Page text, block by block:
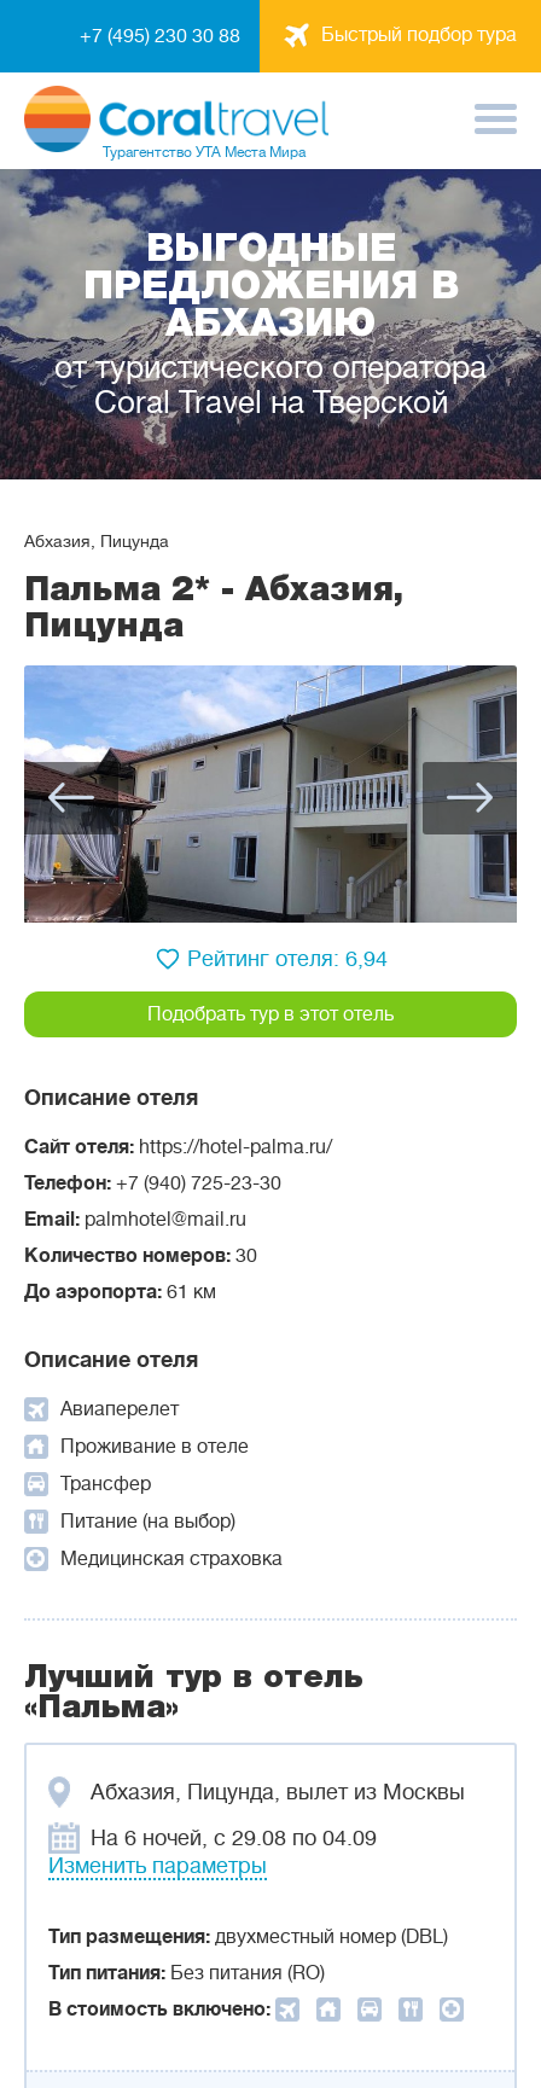
Быстрый подбор тура
+7 (495) 230 30 88
Турагентство УТА Места Мира
ВЫГОДНЫЕ
ПРЕДЛОЖЕНИЯ В
АБХАЗИЮ
от туристического оператора
Coral Travel на Тверской
Абхазия, Пицунда
Пальма 2* - Абхазия,
Пицунда
Описание отеля
Сайт отеля: https://hotel-palma.ru/
Телефон: +7 (940) 725-23-30
Email: palmhotel@mail.ru
Количество номеров: 30
До аэропорта: 61 км
Описание отеля
Авиаперелет
Проживание в отеле
Трансфер
Питание (на выбор)
Медицинская страховка
Рейтинг отеля: 6,94
Подобрать тур в этот отель
Лучший тур в отель
«Пальма»
Абхазия, Пицунда, вылет из Москвы
На 6 ночей, с 29.08 по 04.09
Изменить параметры
Тип размещения: двухместный номер (DBL)
Тип питания: Без питания (RO)
В стоимость включено: